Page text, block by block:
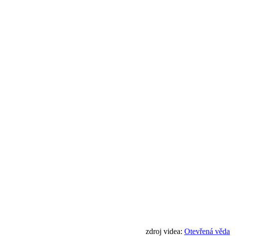
zdroj videa: Otevřená věda